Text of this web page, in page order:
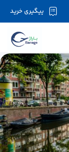
باشد لطفا
پیگیری خرید